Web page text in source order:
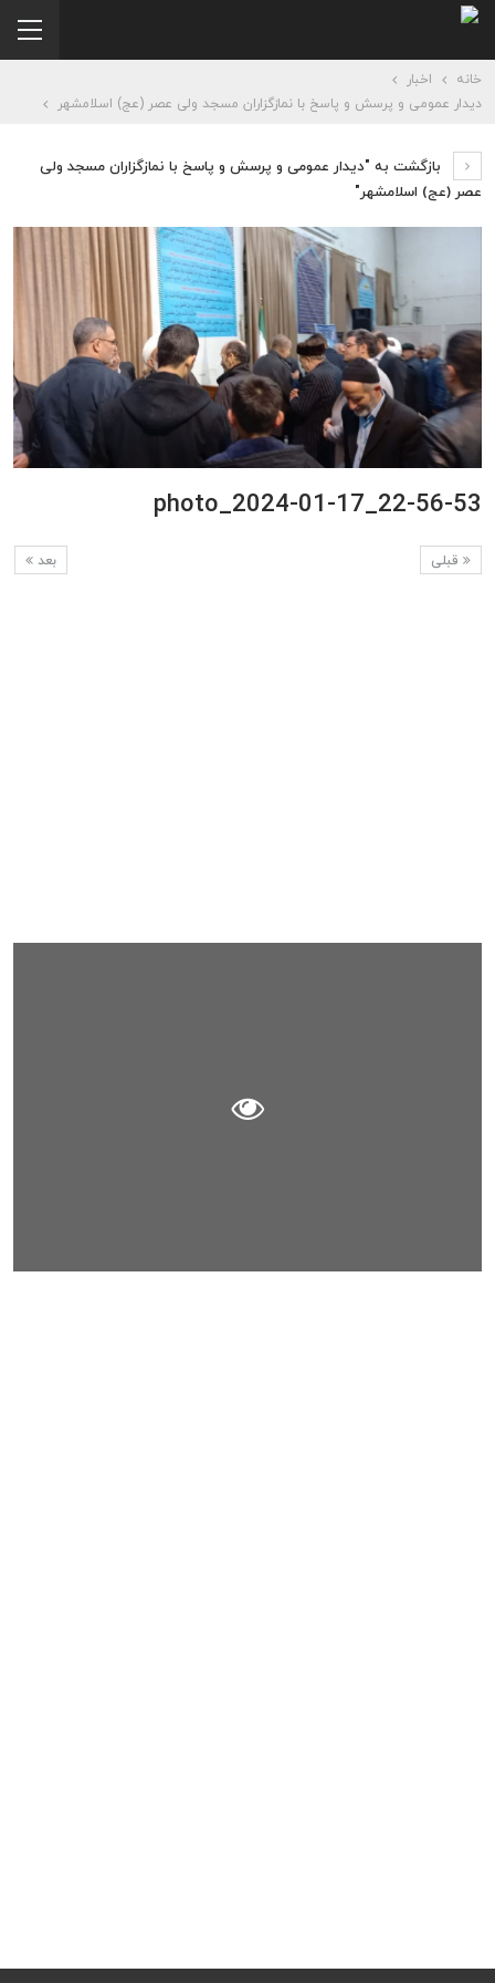
خانه
اخبار
دیدار عمومی و پرسش و پاسخ با نمازگزاران مسجد ولی عصر (عج) اسلامشهر
بازگشت به "دیدار عمومی و پرسش و پاسخ با نمازگزاران مسجد ولی
عصر (عج) اسلامشهر"
photo_2024-01-17_22-56-53
بعد قبلی